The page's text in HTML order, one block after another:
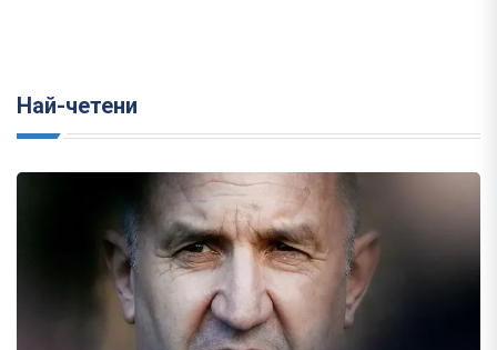
Най-четени